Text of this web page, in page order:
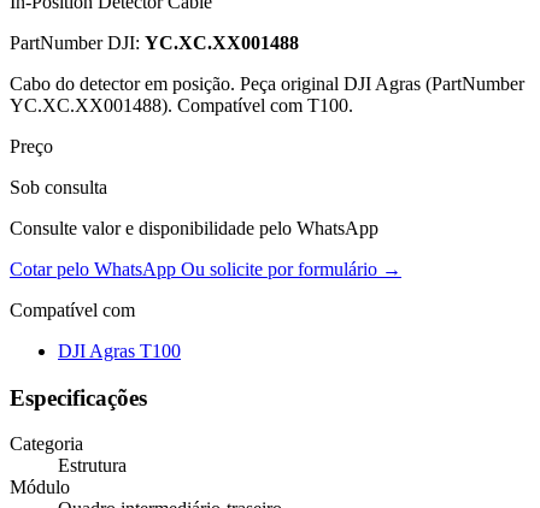
PartNumber DJI: YC.XC.XX001488
Cabo do detector em posição. Peça original DJI Agras (PartNumber
YC.XC.XX001488). Compatível com T100.
Preço
Sob consulta
Consulte valor e disponibilidade pelo WhatsApp
Cotar pelo WhatsApp Ou solicite por formulário →
Compatível com
DJI Agras T100
Especificações
Categoria
Estrutura
Módulo